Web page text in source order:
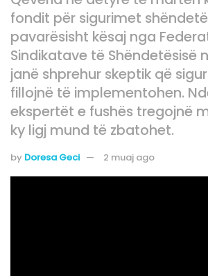
fondit për sigurimet
pavarësisht kësaj nga
Sindikatave të Shëndetësisë
janë shprehur skeptik që
fillojnë të implementohen.
ekspertët e fushës tregojnë
ky ligj mund të zbatohet.
by Doresa Geci 2 muaj ago